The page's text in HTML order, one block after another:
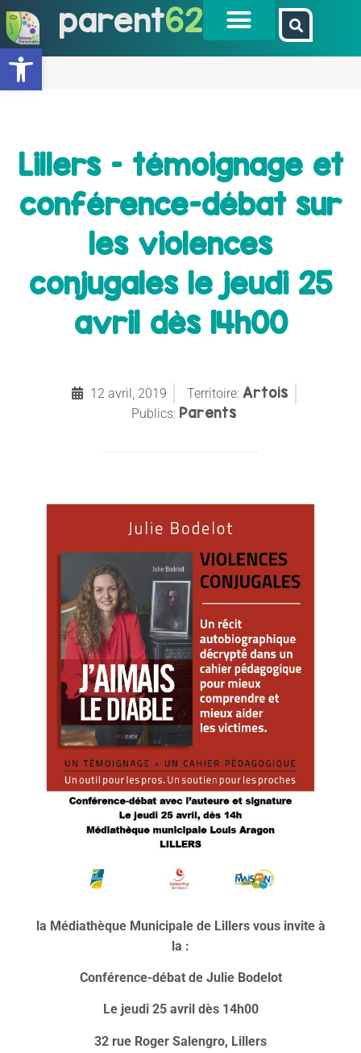
Ouvrir la barre d’outils
parent62
Lillers – témoignage et
conférence-débat sur
les violences
conjugales le jeudi 25
avril dès 14h00
12 avril, 2019 Territoire: Artois
Publics: Parents
la Médiathèque Municipale de Lillers vous invite à
la :
Conférence-débat de Julie Bodelot
Le jeudi 25 avril dès 14h00
32 rue Roger Salengro, Lillers